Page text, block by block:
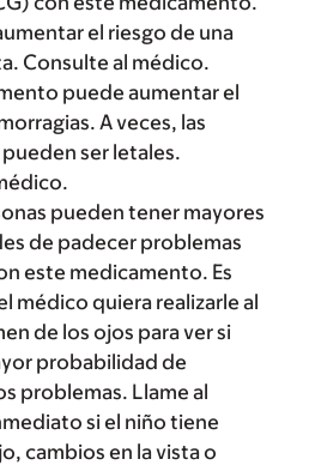
el riesgo de una
Consulte al médico.
puede aumentar el
A veces, las
ser letales.
pueden tener mayores
de padecer problemas
este medicamento. Es
médico quiera realizarle al
de los ojos para ver si
probabilidad de
problemas. Llame al
si el niño tiene
cambios en la vista o